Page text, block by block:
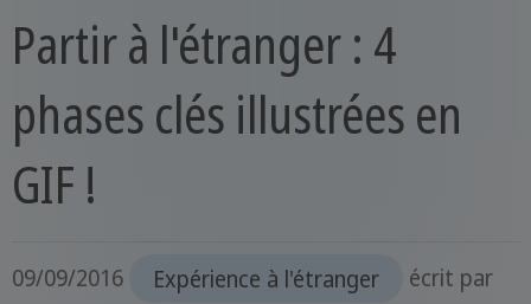
Partir à l'étranger : 4
phases clés illustrées en
GIF !
09/09/2016 Expérience à l'étranger
écrit par